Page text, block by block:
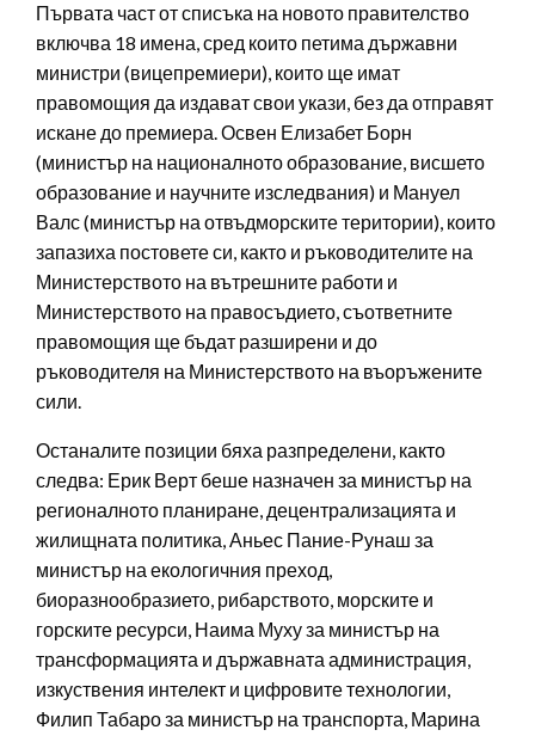
Първата част от списъка на новото правителство
включва 18 имена, сред които петима държавни
министри (вицепремиери), които ще имат
правомощия да издават свои укази, без да отправят
искане до премиера. Освен Елизабет Борн
(министър на националното образование, висшето
образование и научните изследвания) и Мануел
Валс (министър на отвъдморските територии), които
запазиха постовете си, както и ръководителите на
Министерството на вътрешните работи и
Министерството на правосъдието, съответните
правомощия ще бъдат разширени и до
ръководителя на Министерството на въоръжените
сили.
Останалите позиции бяха разпределени, както
следва: Ерик Верт беше назначен за министър на
регионалното планиране, децентрализацията и
жилищната политика, Аньес Пание-Рунаш за
министър на екологичния преход,
биоразнообразието, рибарството, морските и
горските ресурси, Наима Муху за министър на
трансформацията и държавната администрация,
изкуствения интелект и цифровите технологии,
Филип Табаро за министър на транспорта, Марина